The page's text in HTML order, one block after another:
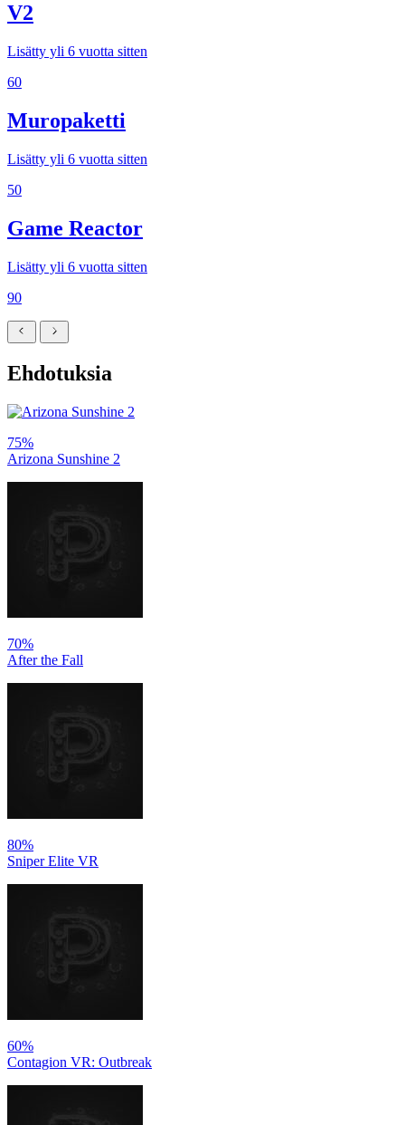
V2
Lisätty yli 6 vuotta sitten
60
Muropaketti
Lisätty yli 6 vuotta sitten
50
Game Reactor
Lisätty yli 6 vuotta sitten
90
Ehdotuksia
75%
Arizona Sunshine 2
70%
After the Fall
80%
Sniper Elite VR
60%
Contagion VR: Outbreak